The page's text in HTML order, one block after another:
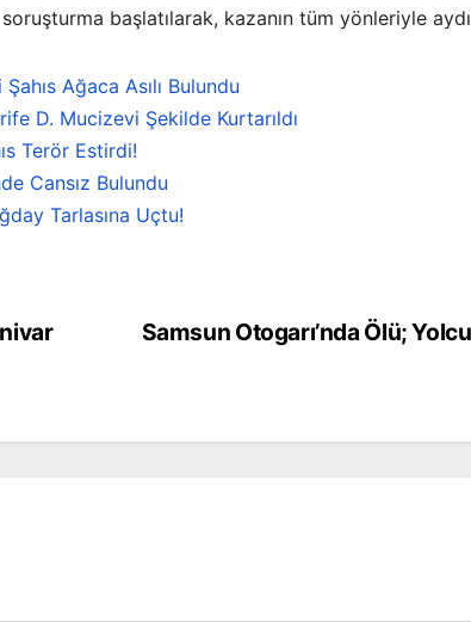
başlatılarak, kazanın tüm yönleriyle
Ağaca Asılı Bulundu
D. Mucizevi Şekilde Kurtarıldı
Terör Estirdi!
Cansız Bulundu
Tarlasına Uçtu!
Samsun Otogarı’nda Ölü;